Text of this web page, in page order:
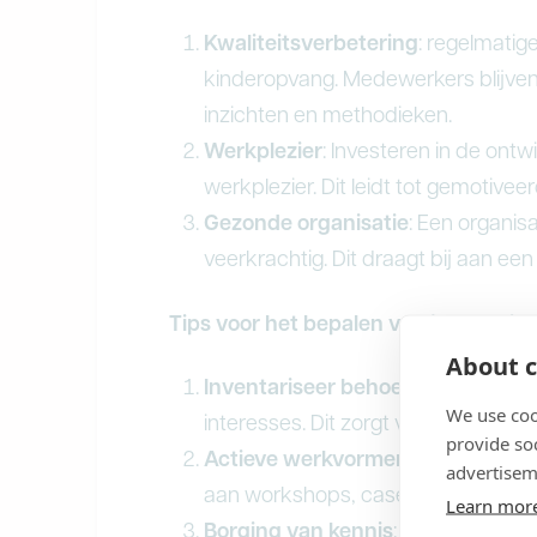
About
We use
provide
Learn
Kwaliteitsverbetering:
kinderopvang. Medewerkers
inzichten en methodieken.
Werkplezier: Investeren in de
werkplezier. Dit leidt tot
Gezonde organisatie: Een
veerkrachtig. Dit draagt bij aan
Tips voor het bepalen van je
Inventariseer behoeften
interesses. Dit zorgt voor gerichte
Actieve werkvormen
: Kies voor
aan workshops, casestudies en